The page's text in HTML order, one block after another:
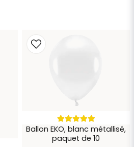
Ballon EKO, blanc métallisé,
paquet de 10